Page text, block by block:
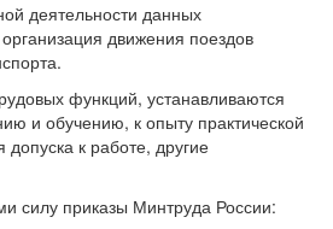
деятельности данных
движения поездов
функций, устанавливаются
и обучению, к опыту практической
к работе, другие
силу приказы Минтруда России: